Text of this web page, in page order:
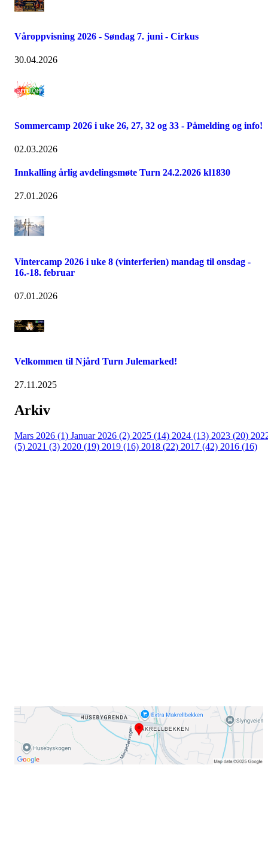
Våroppvisning 2026 - Søndag 7. juni - Cirkus
30.04.2026
Sommercamp 2026 i uke 26, 27, 32 og 33 - Påmelding og info!
02.03.2026
Innkalling årlig avdelingsmøte Turn 24.2.2026 kl1830
27.01.2026
Vintercamp 2026 i uke 8 (vinterferien) mandag til onsdag -
16.-18. februar
07.01.2026
Velkommen til Njård Turn Julemarked!
27.11.2025
Arkiv
Mars 2026 (1) Januar 2026 (2) 2025 (14) 2024 (13) 2023 (20)
(5) 2021 (3) 2020 (19) 2019 (16) 2018 (22) 2017 (42) 2016 (16)